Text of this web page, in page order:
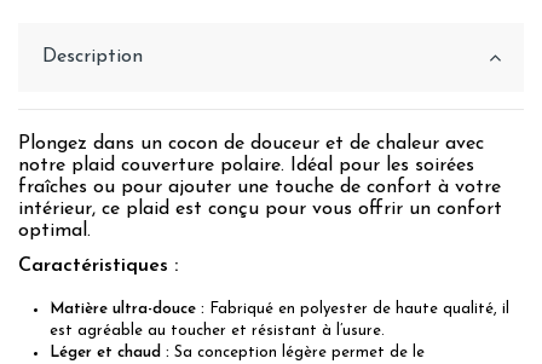
Description
Plongez dans un cocon de douceur et de chaleur avec
notre plaid couverture polaire. Idéal pour les soirées
fraîches ou pour ajouter une touche de confort à votre
intérieur, ce plaid est conçu pour vous offrir un confort
optimal.
Caractéristiques :
Matière ultra-douce : Fabriqué en polyester de haute qualité, il
est agréable au toucher et résistant à l’usure.
Léger et chaud : Sa conception légère permet de le